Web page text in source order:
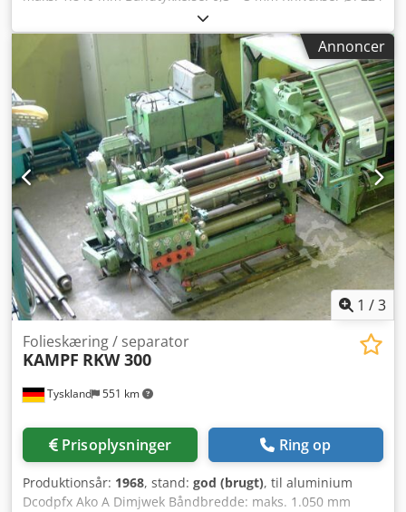
mm Kniv-Ø: 350 mm Dcjdpfx Akog Iih Nswek
Annoncer
1 /3
Tyskland 551 km
Folieskæring / separator
KAMPF RKW 300
Prisoplysninger Ring op
Produktionsår: 1968, stand: god (brugt), til aluminium
Dcodpfx Ako A Dimjwek Båndbredde: maks. 1.050 mm